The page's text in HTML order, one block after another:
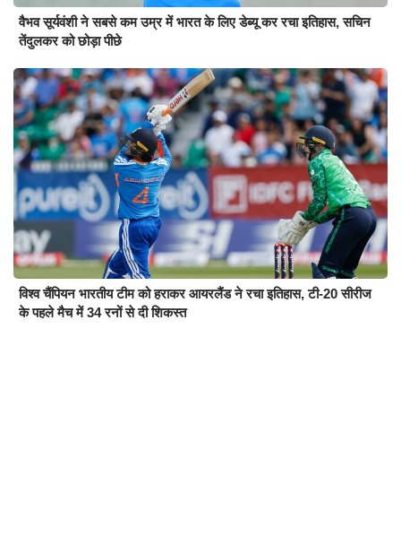
वैभव सूर्यवंशी ने सबसे कम उम्र में भारत के लिए डेब्यू कर रचा इतिहास, सचिन
तेंदुलकर को छोड़ा पीछे
विश्व चैंपियन भारतीय टीम को हराकर आयरलैंड ने रचा इतिहास, टी-20 सीरीज
के पहले मैच में 34 रनों से दी शिकस्त